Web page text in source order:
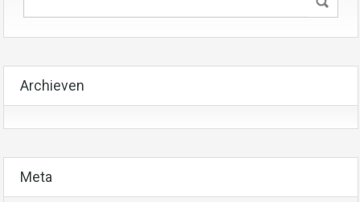
Archieven
Meta